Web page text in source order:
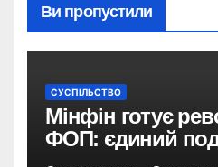
Ви пропустили
СУСПІЛЬСТВО
Мінфін готує
ФОП: єдиний
ПДВ з 2028 року